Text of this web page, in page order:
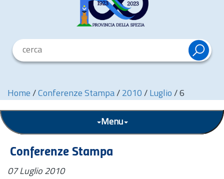
Home / Conferenze Stampa / 2010 / Luglio / 6
Menu
Conferenze Stampa
07 Luglio 2010